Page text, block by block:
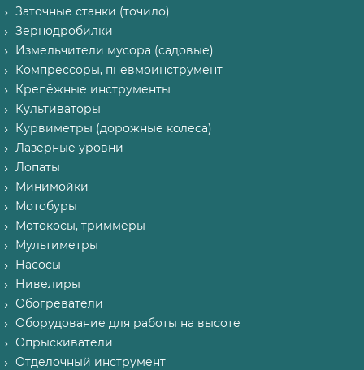
Заточные станки (точило)
Зернодробилки
Измельчители мусора (садовые)
Компрессоры, пневмоинструмент
Крепёжные инструменты
Культиваторы
Курвиметры (дорожные колеса)
Лазерные уровни
Лопаты
Минимойки
Мотобуры
Мотокосы, триммеры
Мультиметры
Насосы
Нивелиры
Обогреватели
Оборудование для работы на высоте
Опрыскиватели
Отделочный инструмент